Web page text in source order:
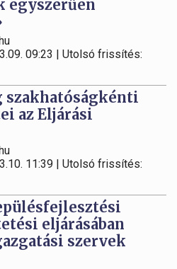
egyszerűen
09:23 | Utolsó frissítés:
szakhatóságkénti
az Eljárási
11:39 | Utolsó frissítés:
eljárásában
szervek